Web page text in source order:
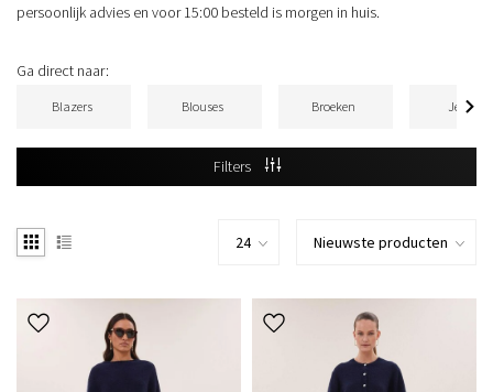
persoonlijk advies en voor 15:00 besteld is morgen in huis.
Ga direct naar:
Blazers Blouses Broeken Jeans
Filters